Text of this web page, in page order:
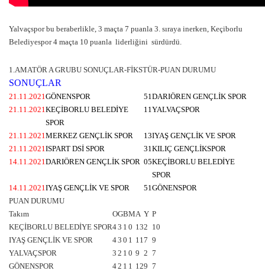
Yalvaçspor bu beraberlikle, 3 maçta 7 puanla 3. sıraya inerken, Keçiborlu
Belediyespor 4 maçta 10 puanla liderliğini sürdürdü.
1.AMATÖR A GRUBU SONUÇLAR-FİKSTÜR-PUAN DURUMU
SONUÇLAR
21.11.2021 GÖNENSPOR 51 DARIÖREN GENÇLİK SPOR
21.11.2021 KEÇİBORLU BELEDİYE
SPOR
1 1 YALVAÇSPOR
21.11.2021 MERKEZ GENÇLİK SPOR 1 3IYAŞ GENÇLİK VE SPOR
21.11.2021 ISPART DSİ SPOR 31 KILIÇ GENÇLİKSPOR
14.11.2021 DARIÖREN GENÇLİK SPOR 05KEÇİBORLU BELEDİYE
SPOR
14.11.2021 IYAŞ GENÇLİK VE SPOR 51 GÖNENSPOR
PUAN DURUMU
Takım
OGBMA Y P
KEÇİBORLU BELEDİYE SPOR43 1 0 132 10
IYAŞ GENÇLİK VE SPOR
43 0 1 11 7 9
YALVAÇSPOR
3 2 1 0 9 2 7
GÖNENSPOR
42 1 1 129 7